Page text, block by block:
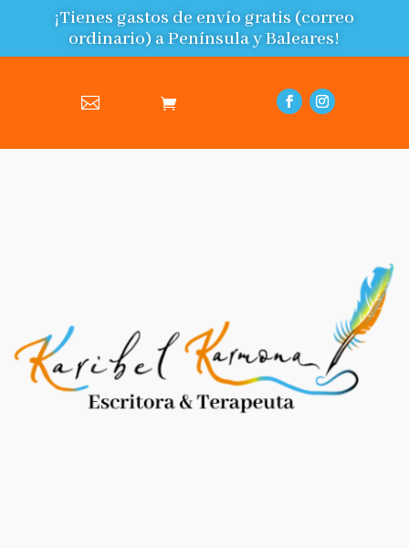
¡Tienes gastos de envío gratis (correo
ordinario) a Península y Baleares!
